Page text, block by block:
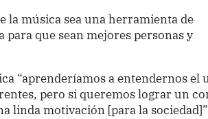
la música sea una herramienta de
que sean mejores personas y
“aprenderíamos a entendernos el
pero si queremos lograr un
linda motivación [para la